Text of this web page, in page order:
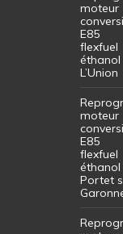
moteur
E85
flexfuel
éthanol
L’Union
moteur
E85
flexfuel
éthanol
Portet